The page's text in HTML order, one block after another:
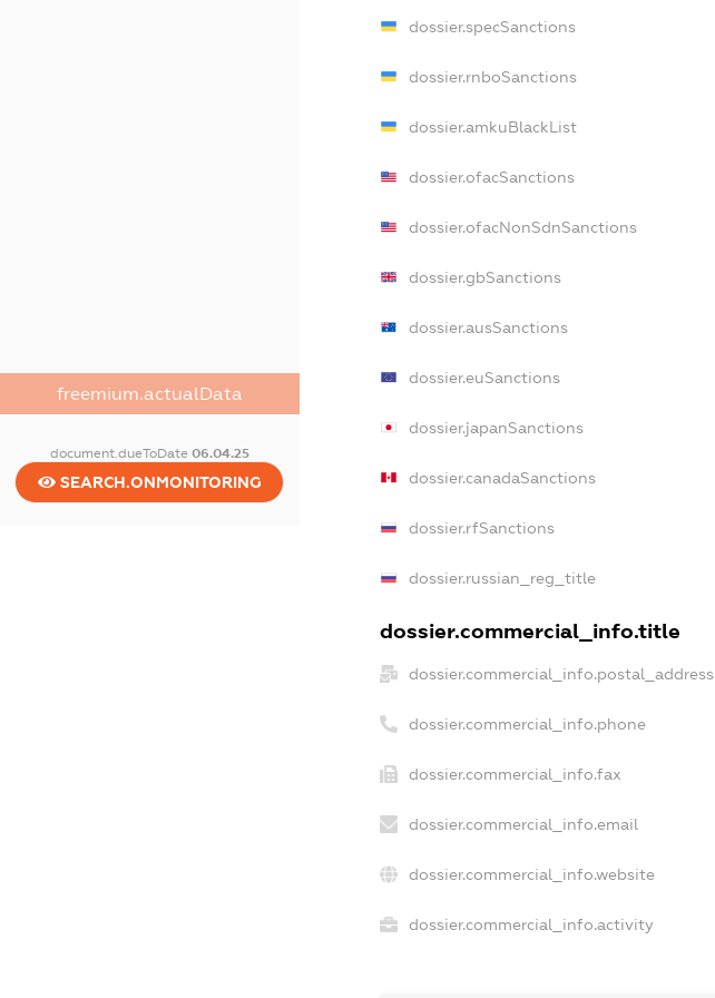
freemium.actualData
document.dueToDate 06.04.25
SEARCH.ONMONITORING
dossier.specSanctions
dossier.rnboSanctions
dossier.amkuBlackList
dossier.ofacSanctions
dossier.ofacNonSdnSanctions
dossier.gbSanctions
dossier.ausSanctions
dossier.euSanctions
dossier.japanSanctions
dossier.canadaSanctions
dossier.rfSanctions
dossier.russian_reg_title
dossier.commercial_info.title
dossier.commercial_info.postal_address
dossier.commercial_info.phone
dossier.commercial_info.fax
dossier.commercial_info.email
dossier.commercial_info.website
dossier.commercial_info.activity